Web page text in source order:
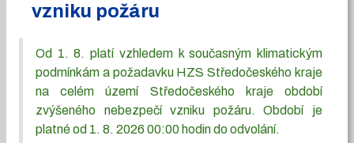
vzniku požáru
Od 1. 8. platí vzhledem k současným klimatickým
podmínkám a požadavku HZS Středočeského kraje
na celém území Středočeského kraje období
zvýšeného nebezpečí vzniku požáru. Období je
platné od 1. 8. 2026 00:00 hodin do odvolání.